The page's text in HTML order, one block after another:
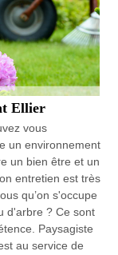
Ellier
vous
un environnement
un bien être et un
entretien est très
qu’on s'occupe
d'arbre ? Ce sont
Paysagiste
au service de